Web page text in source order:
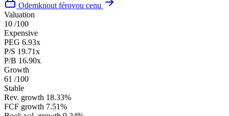
Odemknout férovou cenu
Valuation
10 /100
Expensive
PEG 6.93x
P/S 19.71x
P/B 16.90x
Growth
61 /100
Stable
Rev. growth 18.33%
FCF growth 7.51%